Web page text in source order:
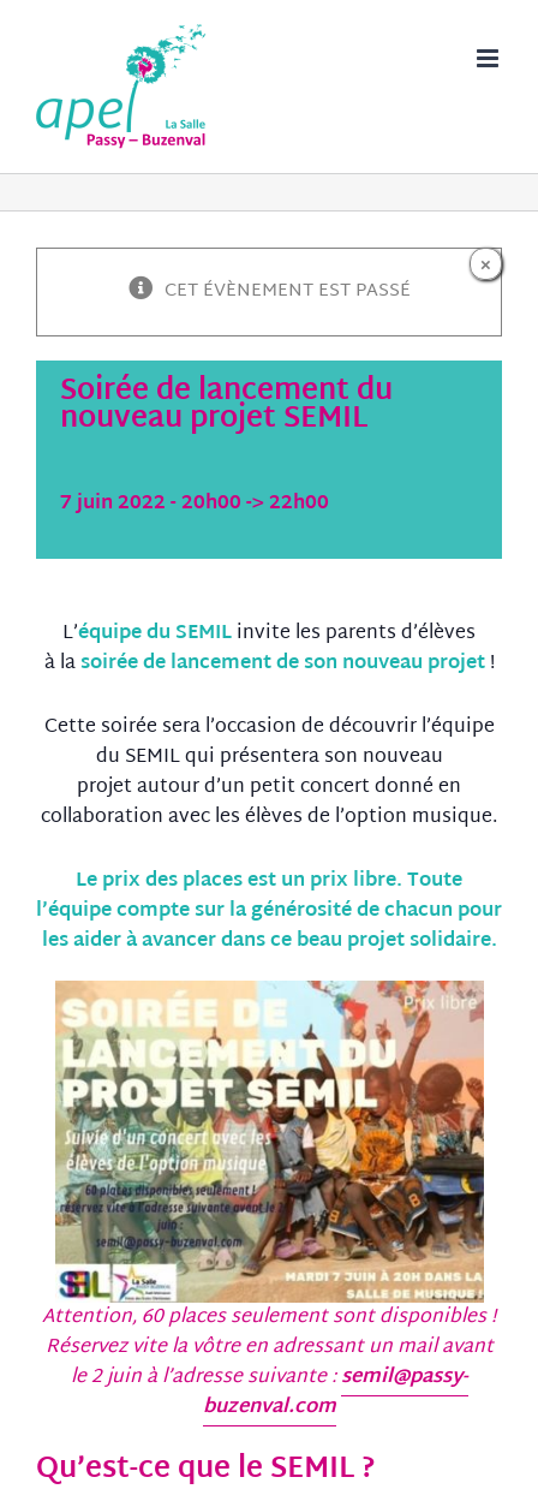
×
CET ÉVÈNEMENT EST PASSÉ
Soirée de lancement du
nouveau projet SEMIL
7 juin 2022 - 20h00->22h00
L’équipe du SEMILinvite les parents d’élèves
à lasoirée de lancement de son nouveau projet!
Cette soirée sera l’occasion de découvrir l’équipe
du SEMIL qui présentera son nouveau
projet autour d’un petit concert donné en
collaboration avec les élèves de l’option musique.
Le prix des places est un prix libre. Toute
l’équipe compte sur la générosité de chacun pour
les aider à avancer dans ce beau projet solidaire.
Attention, 60 places seulement sont disponibles !
Réservez vite la vôtre en adressant un mail avant
le 2 juin à l’adresse suivante :semil@passy-
buzenval.com
Qu’est-ce que le SEMIL ?